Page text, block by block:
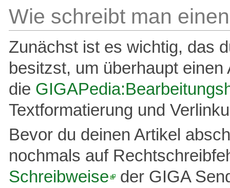
Wie schreibt man
Zunächst ist es wichtig, das
besitzst, um überhaupt
die
Textformatierung und
Bevor du deinen Artikel
nochmals auf
Schreibweise
der GIGA